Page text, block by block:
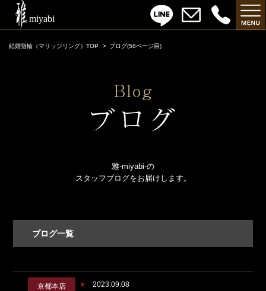
結婚指輪（マリッジリング）TOP ブログ(58ページ目)
雅-miyabi-の
スタッフブログをお届けします。
ブログ一覧
2023.09.08
京都本店